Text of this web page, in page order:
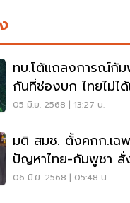
ทบ.โต้แถลงการณ์กัม
กันที่ช่องบก ไทยไม่ไ
05 มิ.ย. 2568 | 13:27 น.
มติ สมช. ตั้งคกก.เฉ
ปัญหาไทย-กัมพูชา
พร้อมรับมือ
06 มิ.ย. 2568 | 05:48 น.